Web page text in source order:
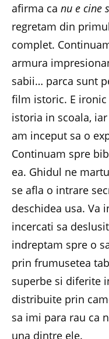
afirma ca nu e cine
regretam din
complet.
armura
sabii… parca sunt
film istoric. E
istoria in scoala,
am inceput sa o
Continuam spre
ea. Ghidul ne
se afla o intrare
deschidea usa. Va
incercati sa
indreptam spre o
prin frumusetea
superbe si diferite
distribuite prin
sa imi para rau ca
una dintre ele.